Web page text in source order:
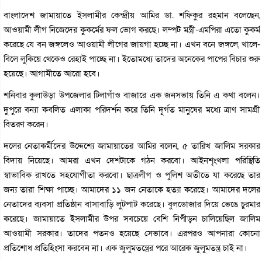
বাংলাদেশ জামায়াতে ইসলামীর কেন্দ্রীয় আমির ডা. শফিকুর রহমান বলেছেন,
আওয়ামী লীগ নিজেদের কুকর্মের ফল ভোগ করছে। লম্পট মন্ত্রী-এমপিরা এতো কুকর্ম
করেছে যে বন জঙ্গলেও আওয়ামী লীগের জায়গা হচ্ছে না। এখন বনে জঙ্গলে, খালে-
বিলে লুকিয়ে থেকেও রেহাই পাচ্ছে না। ইতোমধ্যে তাদের অনেকের পাপের বিচার শুরু
হয়েছে। আগামীতে আরো হবে।
শনিবার কুলাউড়া উপজেলার টিলাগাঁও বাজারে এক জনসভায় তিনি এ কথা বলেন।
দুপুরে বন্যা কবলিত এলাকা পরিদর্শন করে তিনি দূর্গত মানুষের মধ্যে ত্রাণ সামগ্রী
বিতরণ করেন।
দলের নেতাকর্মীদের উদ্দেশ্যে জামায়াতের আমির বলেন, ৫ তারিখ জালিম সরকার
বিদায় নিয়েছে। আমরা এখন দেশটাকে গঠন করবো। আইনশৃংখলা পরিস্থিতি
স্বাভাবিক রাখতে সহযোগীতা করবো। ছাত্রলীগ ও পুলিশ অতীতে যা করেছে তার
জন্য তারা শিক্ষা পাচ্ছে। আমাদের ১১ জন নেতাকে হত্যা করেছে। আমাদের দলের
নেতাদের ব্যবসা প্রতিষ্ঠান বাসাবাড়ি লুটপাট করেছে। বুলডোজার দিয়ে ভেঙে চুরমার
করেছে। জামায়াতে ইসলামীর উপর সবচেয়ে বেশি নিপীড়ন চালিয়েছিল জালিম
আওয়ামী সরকার। তাদের পতনও হয়েছে সেভাবে। এরপরও আপনারা কোনো
প্রতিশোধ প্রতিহিংসা করবেন না। এক জুলুমতন্ত্রের পরে আরেক জুলুমতন্ত্র চাই না।